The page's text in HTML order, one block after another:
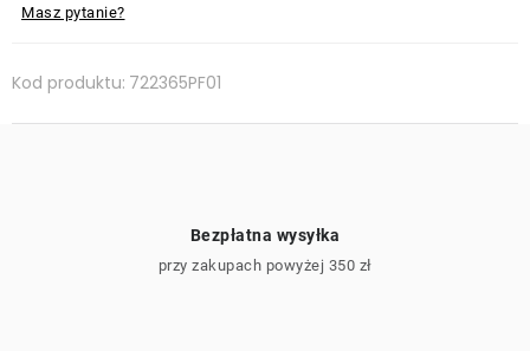
Masz pytanie?
Kod produktu: 722365PF01
Bezpłatna wysyłka
przy zakupach powyżej 350 zł